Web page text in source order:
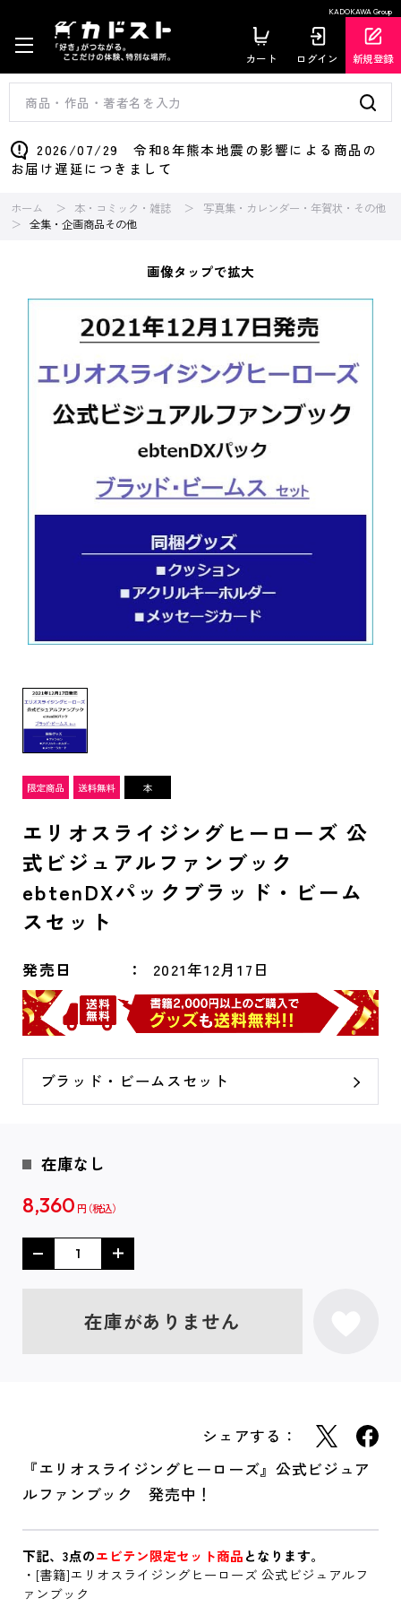
KADOKAWA Group
カート ログイン 新規登録
2026/07/29 令和8年熊本地震の影響による商品の
お届け遅延につきまして
ホーム 本・コミック・雑誌
写真集・カレンダー・年賀状・その他
全集・企画商品その他
画像タップで拡大
エリオスライジングヒーローズ 公
式ビジュアルファンブック
ebtenDXパックブラッド・ビーム
スセット
発売日 2021年12月17日
ブラッド・ビームスセット
在庫なし
8,360 円
在庫がありません
シェアする：
『エリオスライジングヒーローズ』公式ビジュア
ルファンブック 発売中！
下記、3点のエビテン限定セット商品となります。
・[書籍]エリオスライジングヒーローズ 公式ビジュアルフ
ァンブック